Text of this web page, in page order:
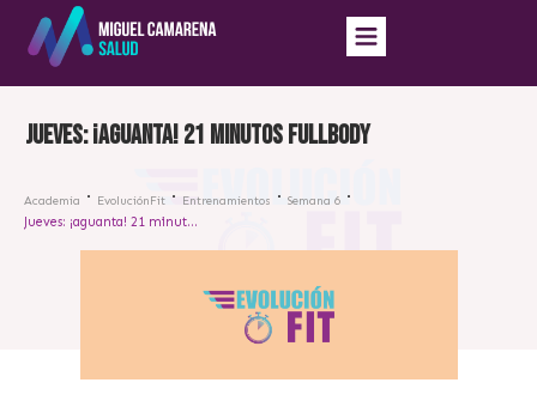
Jueves: ¡aguanta! 21 minutos fullbody
Academia EvoluciónFit Entrenamientos Semana 6
Jueves: ¡aguanta! 21 minutos fullbody